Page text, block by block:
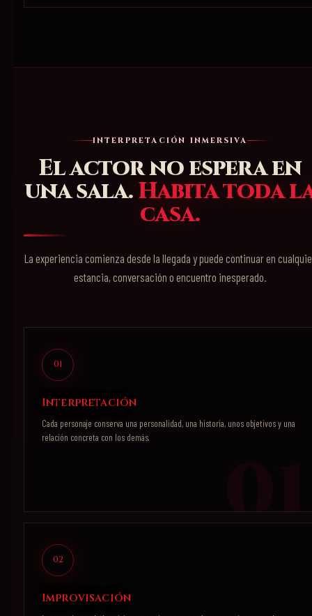
INTERPRETACIÓN INMERSIVA
El actor no espera en
una sala.Habita toda
casa.
La experiencia comienza desde la llegada y puede continuar en
estancia, conversación o encuentro inesperado.
01
Interpretación
Cada personaje conserva una personalidad, una historia, unos objetivos y una
relación concreta con los demás.
02
Improvisación